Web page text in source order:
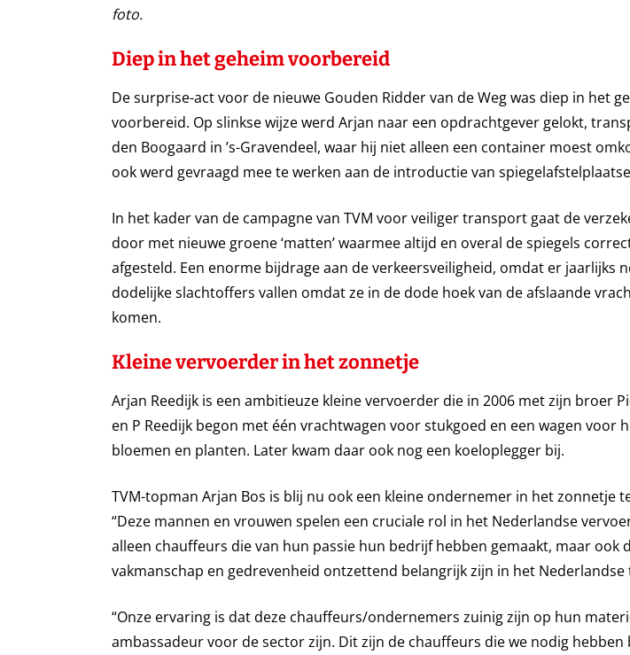
foto.
Diep in het geheim voorbereid
De surprise-act voor de nieuwe Gouden Ridder van de Weg was diep in het
voorbereid. Op slinkse wijze werd Arjan naar een opdrachtgever gelokt,
den Boogaard in ’s-Gravendeel, waar hij niet alleen een container moest
ook werd gevraagd mee te werken aan de introductie van
In het kader van de campagne van TVM voor veiliger transport gaat de
door met nieuwe groene ‘matten’ waarmee altijd en overal de spiegels
afgesteld. Een enorme bijdrage aan de verkeersveiligheid, omdat er jaarlijks
dodelijke slachtoffers vallen omdat ze in de dode hoek van de afslaande
komen.
Kleine vervoerder in het zonnetje
Arjan Reedijk is een ambitieuze kleine vervoerder die in 2006 met zijn broer
en P Reedijk begon met één vrachtwagen voor stukgoed en een wagen voor
bloemen en planten. Later kwam daar ook nog een koeloplegger bij.
TVM-topman Arjan Bos is blij nu ook een kleine ondernemer in het zonnetje
“Deze mannen en vrouwen spelen een cruciale rol in het Nederlandse
alleen chauffeurs die van hun passie hun bedrijf hebben gemaakt, maar ook
vakmanschap en gedrevenheid ontzettend belangrijk zijn in het Nederlandse
“Onze ervaring is dat deze chauffeurs/ondernemers zuinig zijn op hun
ambassadeur voor de sector zijn. Dit zijn de chauffeurs die we nodig hebben